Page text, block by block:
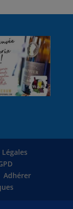
Adhérer